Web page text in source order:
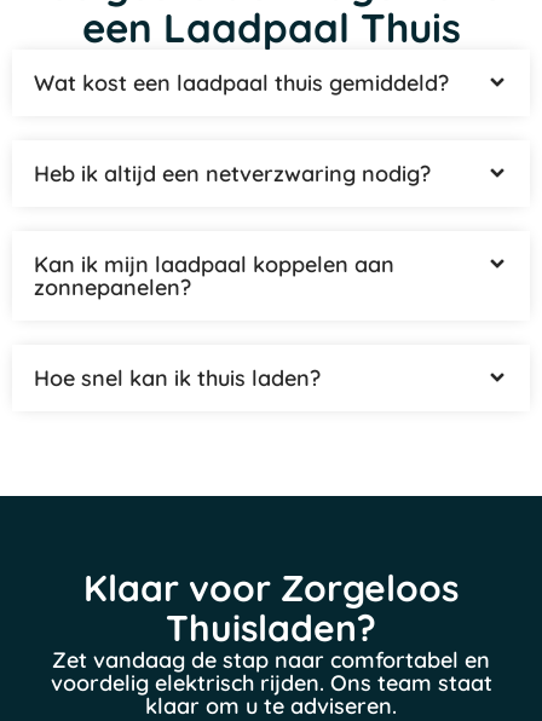
een Laadpaal Thuis
Wat kost een laadpaal thuis gemiddeld?
Heb ik altijd een netverzwaring nodig?
Kan ik mijn laadpaal koppelen aan
zonnepanelen?
Hoe snel kan ik thuis laden?
Klaar voor Zorgeloos
Thuisladen?
Zet vandaag de stap naar comfortabel en
voordelig elektrisch rijden. Ons team staat
klaar om u te adviseren.